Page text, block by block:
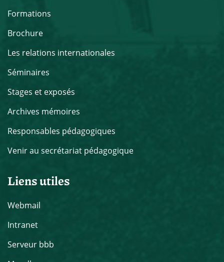
Formations
Brochure
Les relations internationales
Séminaires
Stages et exposés
Archives mémoires
Responsables pédagogiques
Venir au secrétariat pédagogique
Liens utiles
Webmail
Intranet
Serveur bbb